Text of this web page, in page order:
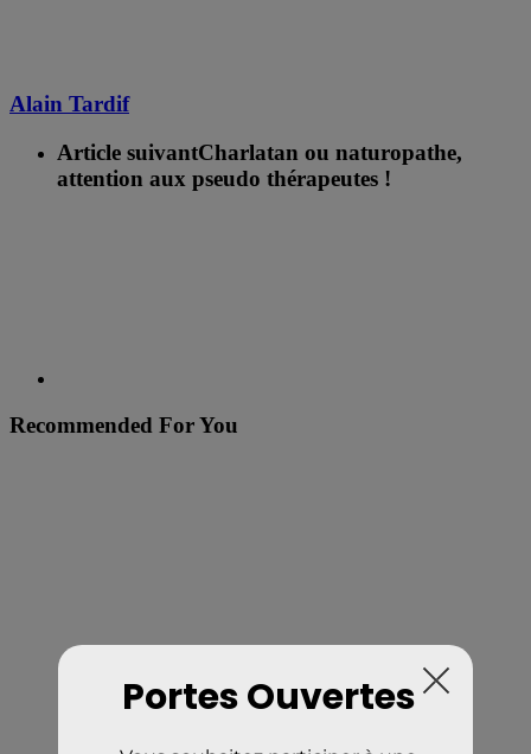
Alain Tardif
Article suivantCharlatan ou naturopathe,
attention aux pseudo thérapeutes !
Recommended For You